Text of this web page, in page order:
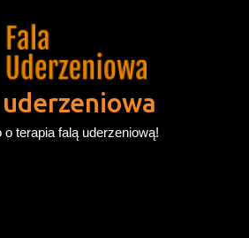
uderzeniowa
terapia falą uderzeniową!